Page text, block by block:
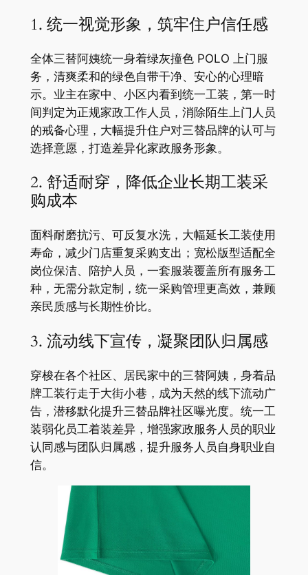
1. 统一视觉形象，筑牢住户信任感
全体三替阿姨统一身着绿灰撞色 POLO 上门服
务，清爽柔和的绿色自带干净、安心的心理暗
示。业主在家中、小区内看到统一工装，第一时
间判定为正规家政工作人员，消除陌生上门人员
的戒备心理，大幅提升住户对三替品牌的认可与
选择意愿，打造差异化家政服务形象。
2. 舒适耐穿，降低企业长期工装采
购成本
面料耐磨抗污、可反复水洗，大幅延长工装使用
寿命，减少门店重复采购支出；宽松版型适配全
岗位保洁、陪护人员，一套服装覆盖所有服务工
种，无需分款定制，统一采购管理更高效，兼顾
亲民质感与长期性价比。
3. 流动线下宣传，凝聚团队归属感
穿梭在各个社区、居民家中的三替阿姨，身着品
牌工装行走于大街小巷，成为天然的线下流动广
告，潜移默化提升三替品牌社区曝光度。统一工
装弱化员工着装差异，增强家政服务人员的职业
认同感与团队归属感，提升服务人员自身职业自
信。